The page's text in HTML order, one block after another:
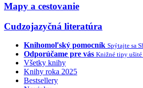
Mapy a cestovanie
Cudzojazyčná literatúra
Knihomoľský pomocník Spýtajte sa
Odporúčame pre vás Knižné tipy ušité
Všetky knihy
Knihy roka 2025
Bestsellery